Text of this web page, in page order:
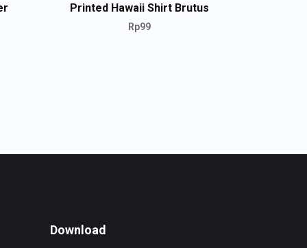
Printed Hawaii Shirt Brutus
Rp99
Download